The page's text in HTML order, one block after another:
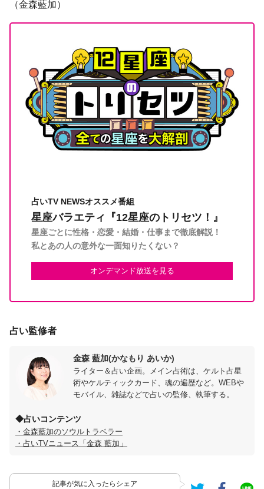
（金森藍加）
占いTV NEWSオススメ番組
星座バラエティ『12星座のトリセツ！』
星座ごとに性格・恋愛・結婚・仕事まで徹底解説！
私とあの人の意外な一面知りたくない？
オンデマンド放送を見る
占い監修者
金森 藍加(かなもり あいか)
ライター＆占い企画。メイン占術は、ケルト占星
術やケルティックカード、魂の遍歴など。WEBや
モバイル、雑誌などで占いの監修、執筆する。
◆占いコンテンツ
・金森藍加のソウルトラベラー
・占いTVニュース「金森 藍加」
記事が気に入ったらシェア